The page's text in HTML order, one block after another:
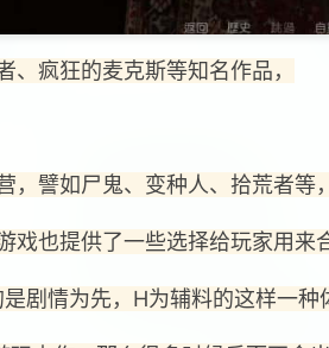
、疯狂的麦克斯等知名作品，
，譬如尸鬼、变种人、拾荒者等，
戏也提供了一些选择给玩家用来
剧情为先，H为辅料的这样一种